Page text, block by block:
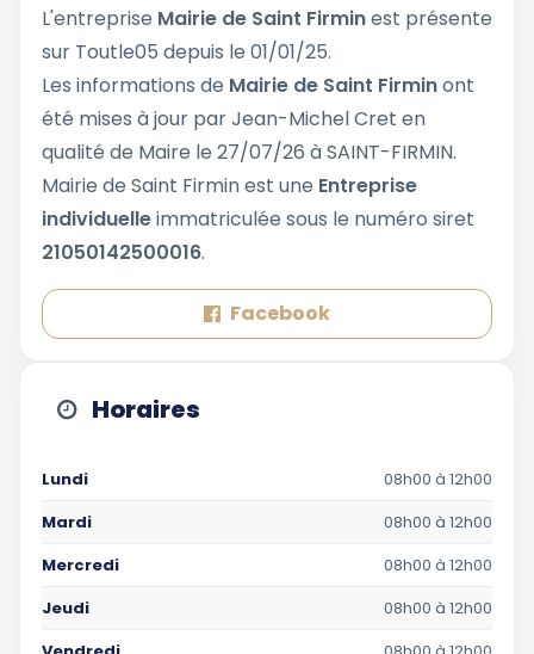
L'entreprise Mairie de Saint Firminest présente
sur Toutle05 depuis le 01/01/25.
Les informations de Mairie de Saint Firminont
été mises à jour par Jean-Michel Cret en
qualité de Maire le 27/07/26 à SAINT-FIRMIN.
Mairie de Saint Firmin est une Entreprise
individuelleimmatriculée sous le numéro siret
21050142500016.
Facebook
Horaires
Lundi
08h00 à 12h00
Mardi
08h00 à 12h00
Mercredi
08h00 à 12h00
Jeudi
08h00 à 12h00